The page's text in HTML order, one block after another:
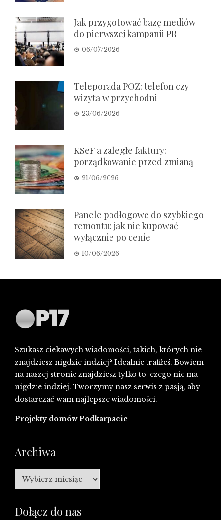
Jak przygotować bazę mediów
do pierwszej kampanii PR
06/07/2026
Teleporada POZ: telefon czy
wizyta w przychodni
23/06/2026
KSeF a zaległe faktury:
porządkowanie przed zmianą
21/06/2026
Panele podłogowe do szybkiego
remontu: jak nie kupować
wyłącznie po cenie
10/06/2026
Szukasz ciekawych wiadomości, takich, których nie
znajdziesz nigdzie indziej? Idealnie trafiłeś. Bowiem
na naszej stronie znajdziesz tylko to, czego nie ma
nigdzie indziej. Tworzymy nasz serwis z pasją, aby
dostarczać wam najlepsze wiadomości.
Projekty domów Podkarpacie
Archiwa
Archiwa
Dołącz do nas